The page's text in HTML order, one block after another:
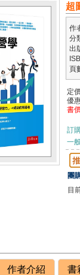
超
作
分
出
頁
定
優
書
訂
一
團
目
作者介紹 書